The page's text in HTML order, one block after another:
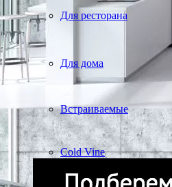
Для ресторана
Для дома
Встраиваемые
Cold Vine